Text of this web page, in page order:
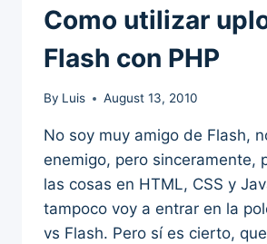
Como utilizar
Flash con PHP
By Luis August 13, 2010
No soy muy amigo de Flash,
enemigo, pero sinceramente,
las cosas en HTML, CSS y
tampoco voy a entrar en la
vs Flash. Pero sí es cierto,